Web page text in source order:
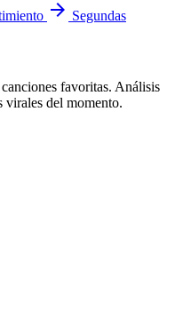
arrow_forward Segundas
favoritas. Análisis
virales del momento.